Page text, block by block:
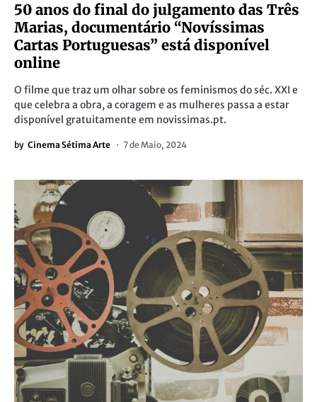
50 anos do final do julgamento das Três
Marias, documentário “Novíssimas
Cartas Portuguesas” está disponível
online
O filme que traz um olhar sobre os feminismos do séc. XXI e
que celebra a obra, a coragem e as mulheres passa a estar
disponível gratuitamente em novissimas.pt.
by Cinema Sétima Arte 7 de Maio, 2024